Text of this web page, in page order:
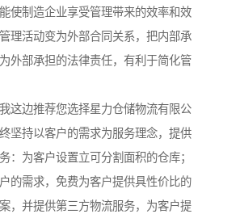
使制造企业享受管理带来的效率和效
理活动变为外部合同关系，把内部承
外部承担的法律责任，有利于简化管
这边推荐您选择星力仓储物流有限公
坚持以客户的需求为服务理念，提供
：为客户设置立可分割面积的仓库；
的需求，免费为客户提供具性价比的
，并提供第三方物流服务，为客户提